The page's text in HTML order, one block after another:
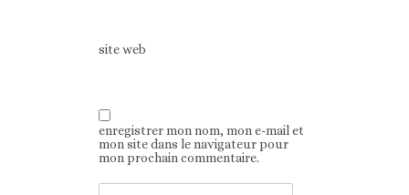
site web
enregistrer mon nom, mon e-mail et
mon site dans le navigateur pour
mon prochain commentaire.